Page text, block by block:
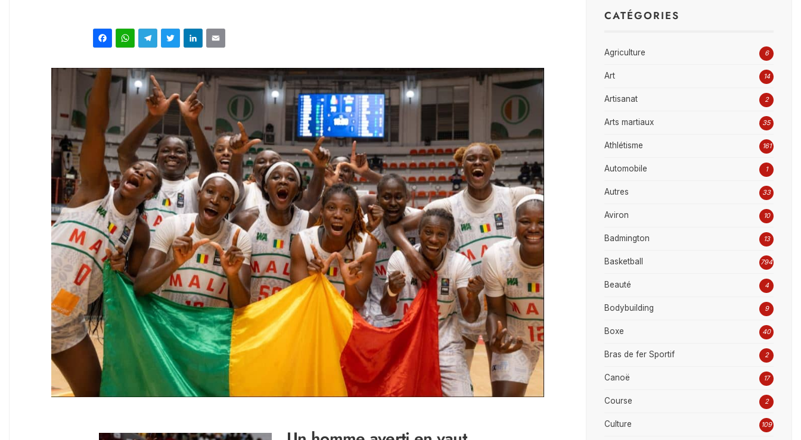
Facebook
WhatsApp
Telegram
Twitter
LinkedIn
CATÉGORIES
Agriculture 6
Art 14
Artisanat 2
Arts martiaux 35
Athlétisme 161
Automobile 1
Autres 33
Aviron 10
Badmington 13
Basketball 794
Beauté 4
Bodybuilding 9
Boxe 40
Bras de fer Sportif 2
Canoë 17
Course 2
Culture 109